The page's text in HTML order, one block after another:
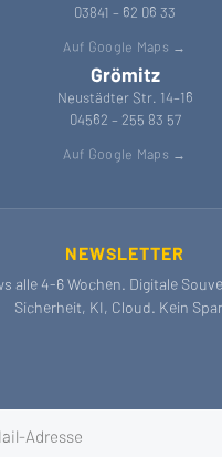
03841 – 62 06 33
Auf Google Maps →
Grömitz
Neustädter Str. 14–16
04562 – 255 83 57
Auf Google Maps →
NEWSLETTER
alle 4-6 Wochen. Digitale
Sicherheit, KI, Cloud. Kein
für Newsletter